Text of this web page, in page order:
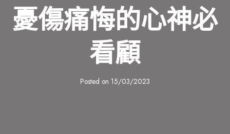
憂傷痛悔的心神必
看顧
Posted on 15/03/2023